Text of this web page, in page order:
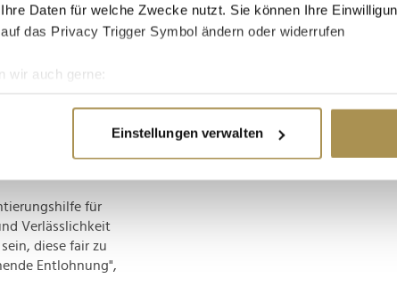
Daten für welche Zwecke nutzt. Sie können Ihre
das Privacy Trigger Symbol ändern oder widerrufen
wir auch gerne:
geografische Lage erfassen, welche bis auf einige Meter
Ihre persönlichen Daten verarbeitet werden, und legen Sie
und Anzeigen zu personalisieren, Funktionen für soziale
zu analysieren. Außerdem geben wir Informationen zu
Medien, Werbung und Analysen weiter. Unsere Partner
zusammen, die Sie ihnen bereitgestellt haben oder die
Einstellungen verwalten
analysiert
Anbieter
die wir bereits mit
für
Verlässlichkeit
diese fair zu
Entlohnung",